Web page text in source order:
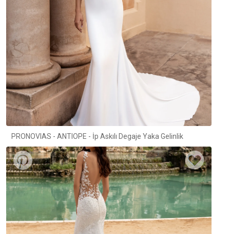
PRONOVIAS - ANTIOPE - İp Askılı Degaje Yaka Gelinlik